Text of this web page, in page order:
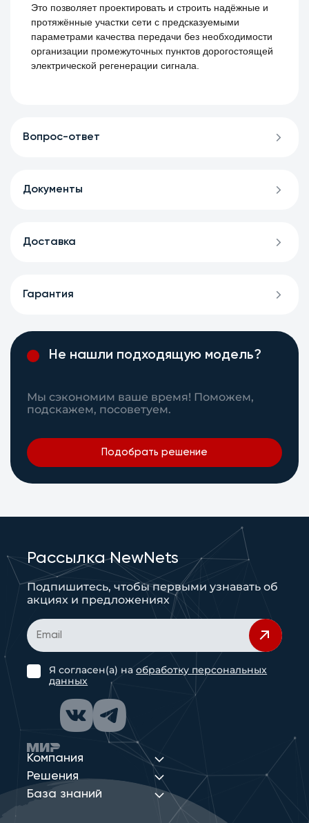
Это позволяет проектировать и строить надёжные и
протяжённые участки сети с предсказуемыми
параметрами качества передачи без необходимости
организации промежуточных пунктов дорогостоящей
электрической регенерации сигнала.
Вопрос-ответ
Документы
Доставка
Гарантия
Не нашли подходящую модель?
Мы сэкономим ваше время! Поможем,
подскажем, посоветуем.
Подобрать решение
Компания
Решения
База знаний
Рассылка NewNets
Подпишитесь, чтобы первыми узнавать об
акциях и предложениях
Я согласен(а) наобработку персональных
данных